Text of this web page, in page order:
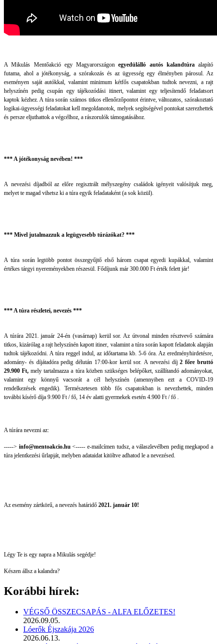
A Mikulás Mentőakció egy Magyarországonegyedülálló autós kalandtúraalapító
futama, ahol a jótékonyság, a szórakozás és az ügyesség egy élményben párosul. Az
eseményen saját autókkal, valamint minimum kétfős csapatokban tudtok nevezni, a rajt
helyszínén pedig csupán egy tájékozódási itinert, valamint egy teljesítendő feladatsort
kaptok kézhez. A túra során számos titkos ellenőrzőpontot érintve, változatos, szórakoztató
logikai-ügyességi feladatokat kell megoldanotok, melyek segítségével pontokat szerezhettek
és persze eljuthattok a végcélhoz, a rászorulók támogatásához.
*** A jótékonyság nevében! ***
A nevezési díjadból az előre regisztrált mélyszegény családok igényeit valósítjuk meg,
melyet te magad vihetsz ki a túra egyik feladataként (a sok közül).
*** Mivel jutalmazzuk a legügyesebb túrázókat? ***
A túra során legtöbb pontot összegyűjtő első három csapat egyedi kupákkal, valamint
értékes tárgyi nyereményekben részesül. Fődíjunk már 300.000 Ft érték felett jár!
*** A túra részletei, nevezés ***
A túrára 2021. január 24-én (vasárnap) kerül sor. Az útvonal minden résztvevő számára
titkos, kizárólag a rajt helyszínén kapott itiner, valamint a túra során kapott feladatok alapján
tudtok tájékozódni. A túra reggel indul, az időtartama kb. 5-6 óra. Az eredményhirdetésre,
adomány- és díjátadóra pedig délután 17:00-kor kerül sor.A nevezési díj2 főre bruttó
29.900 Ft, mely tartalmazza a túra közben szükséges belépőket, szállítandó adományokat,
valamint egy könnyű vacsorát a cél helyszínén (amennyiben ezt a COVID-19
rendelkezések engedik). Természetesen több fős csapatokban is nevezhettek, minden
további kísérő díja 9.900 Ft / fő, 14 év alatti gyermekek esetén 4.900 Ft / fő .
A túrára nevezni az:
-----> info@mentoakcio.hu<-----e-mailcímen tudsz, a válaszlevélben pedig megkapod a
túra jelentkezési űrlapját, melyben adataidat kitöltve adhatod le a nevezésed.
Az esemény zártkörű, a nevezés határidő 2021. január 10!
Légy Te is egy napra a Mikulás segédje!
Készen állsz a kalandra?
Korábbi hírek:
VÉGSŐ ÖSSZECSAPÁS - ALFA ELŐZETES!
2026.09.05.
Lóerők Éjszakája 2026
2026.06.13.